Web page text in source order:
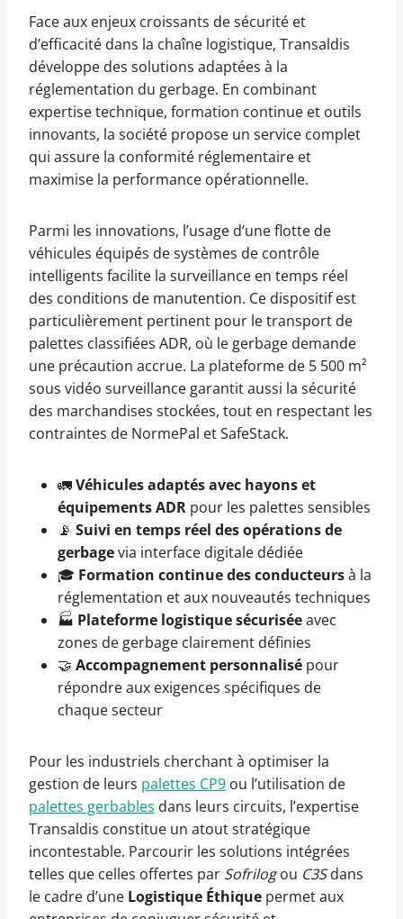
Face aux enjeux croissants de sécurité et
d’efficacité dans la chaîne logistique, Transaldis
développe des solutions adaptées à la
réglementation du gerbage. En combinant
expertise technique, formation continue et outils
innovants, la société propose un service complet
qui assure la conformité réglementaire et
maximise la performance opérationnelle.
Parmi les innovations, l’usage d’une flotte de
véhicules équipés de systèmes de contrôle
intelligents facilite la surveillance en temps réel
des conditions de manutention. Ce dispositif est
particulièrement pertinent pour le transport de
palettes classifiées ADR, où le gerbage demande
une précaution accrue. La plateforme de 5 500 m²
sous vidéo surveillance garantit aussi la sécurité
des marchandises stockées, tout en respectant les
contraintes de NormePal et SafeStack.
🚛Véhicules adaptés avec hayons et
équipements ADR pour les palettes sensibles
📡 Suivi en temps réel des opérations de
gerbagevia interface digitale dédiée
🎓 Formation continue des conducteursà la
réglementation et aux nouveautés techniques
🏭 Plateforme logistique sécuriséeavec
zones de gerbage clairement définies
🤝 Accompagnement personnalisé pour
répondre aux exigences spécifiques de
chaque secteur
Pour les industriels cherchant à optimiser la
gestion de leurs palettes CP9 ou l’utilisation de
palettes gerbables dans leurs circuits, l’expertise
Transaldis constitue un atout stratégique
incontestable. Parcourir les solutions intégrées
telles que celles offertes par Sofrilogou C3Sdans
le cadre d’une Logistique Éthique permet aux